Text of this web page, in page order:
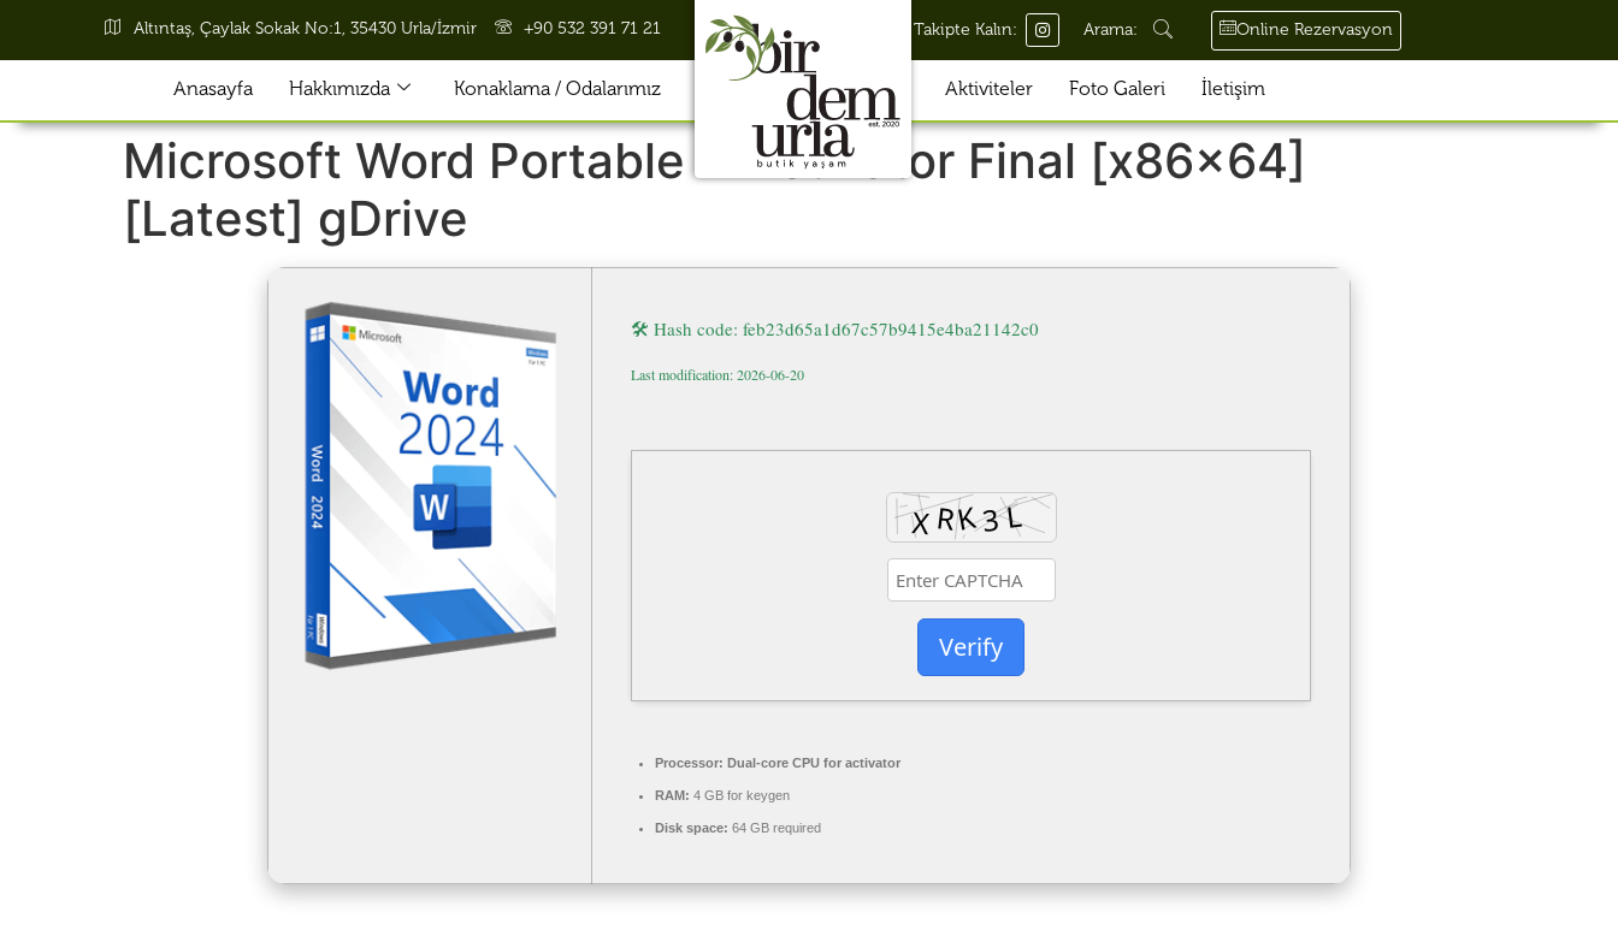
Altıntaş, Çaylak Sokak No:1, 35430 Urla/İzmir +90 532 391 71 21 Takipte Kalın: Arama: Online Rezervasyon
Anasayfa Hakkımızda Konaklama / Odalarımız Aktiviteler Foto Galeri İletişim
Microsoft Word Portable + Activator Final [x86x64]
[Latest] gDrive
🛠 Hash code: feb23d65a1d67c57b9415e4ba21142c0
Last modification: 2026-06-20
Verify
Processor: Dual-core CPU for activator
RAM: 4 GB for keygen
Disk space: 64 GB required